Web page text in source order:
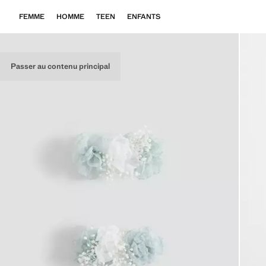
Passer au contenu principal
FEMME HOMME TEEN ENFANTS